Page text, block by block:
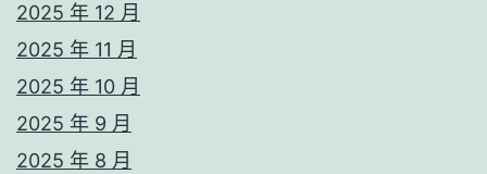
2025 年 12 月
2025 年 11 月
2025 年 10 月
2025 年 9 月
2025 年 8 月